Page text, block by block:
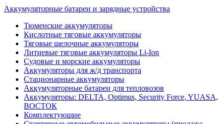
Аккумуляторные батареи и зарядные устройства
Тюменские аккумуляторы
Кислотные тяговые аккумуляторы
Тяговые щелочные аккумуляторы
Литиевые тяговые аккумуляторы Li-Ion
Судовые и морские аккумуляторы
Аккумуляторы для ж/д транспорта
Стационарные аккумуляторы
Аккумуляторные батареи для тепловозов
Аккумуляторы: DELTA, Optimus, Security Force, YUASA,
ВОСТОК
Комплектующие